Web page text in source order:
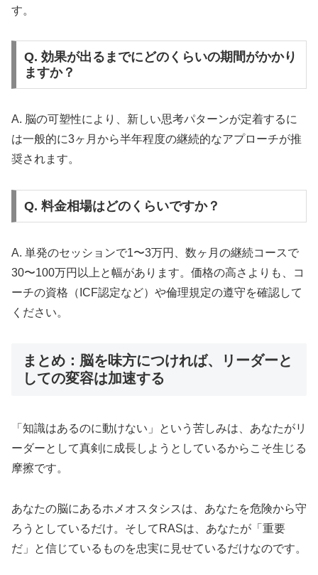
す。
Q. 効果が出るまでにどのくらいの期間がかかり
ますか？
A. 脳の可塑性により、新しい思考パターンが定着するに
は一般的に3ヶ月から半年程度の継続的なアプローチが推
奨されます。
Q. 料金相場はどのくらいですか？
A. 単発のセッションで1〜3万円、数ヶ月の継続コースで
30〜100万円以上と幅があります。価格の高さよりも、コ
ーチの資格（ICF認定など）や倫理規定の遵守を確認して
ください。
まとめ：脳を味方につければ、リーダーと
しての変容は加速する
「知識はあるのに動けない」という苦しみは、あなたがリ
ーダーとして真剣に成長しようとしているからこそ生じる
摩擦です。
あなたの脳にあるホメオスタシスは、あなたを危険から守
ろうとしているだけ。そしてRASは、あなたが「重要
だ」と信じているものを忠実に見せているだけなのです。